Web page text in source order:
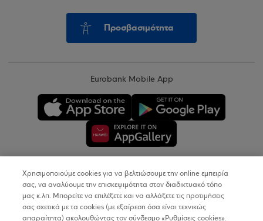
Προσβασιμότητα
Eurobank Mobile App
Copyright © 2026
Όροι Χρήσης
Χρησιμοποιούμε cookies για να βελτιώσουμε την online εμπειρία
σας, να αναλύουμε την επισκεψιμότητα στον διαδικτυακό τόπο
μας κ.λπ. Μπορείτε να επιλέξετε και να αλλάξετε τις προτιμήσεις
σας σχετικά με τα cookies (με εξαίρεση όσα είναι τεχνικώς
απαραίτητα) ακολουθώντας τον σύνδεσμο «Ρυθμίσεις cookies».